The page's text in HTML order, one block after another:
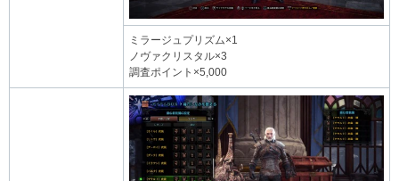
ミラージュプリズム×1
ノヴァクリスタル×3
調査ポイント×5,000